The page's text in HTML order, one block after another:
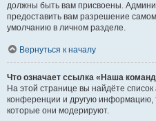
должны быть вам присвоены.
предоставить вам разрешение
умолчанию в личном разделе.
Вернуться к началу
Что означает ссылка «Наша
На этой странице вы найдёте
конференции и другую информацию,
которые они модерируют.